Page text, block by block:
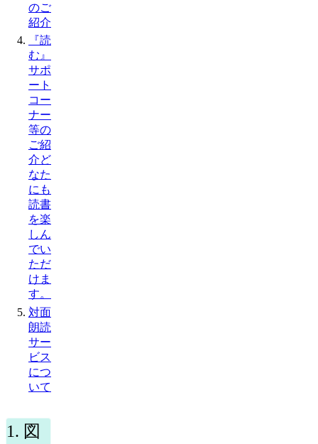
のご
紹介
『読
む』
サポ
ート
コー
ナー
等の
ご紹
介ど
なた
にも
読書
を楽
しん
でい
ただ
けま
す。
対面
朗読
サー
ビス
につ
いて
1. 図